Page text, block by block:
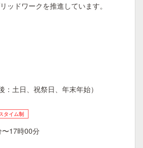
ッドワークを推進しています。
：土日、祝祭日、年末年始）
タイム制
17時00分